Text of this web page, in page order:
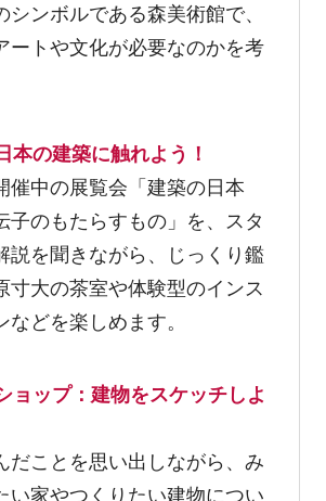
シンボルである森美術館で、
ートや文化が必要なのかを考
の建築に触れよう！
催中の展覧会「建築の日本
子のもたらすもの」を、スタ
説を聞きながら、じっくり鑑
寸大の茶室や体験型のインス
などを楽しめます。
ップ：建物をスケッチしよ
だことを思い出しながら、み
い家やつくりたい建物につい